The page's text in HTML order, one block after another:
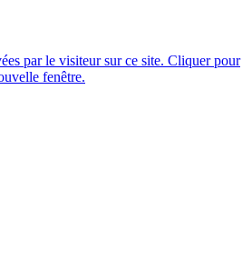
par le visiteur sur ce site. Cliquer pour
fenêtre.